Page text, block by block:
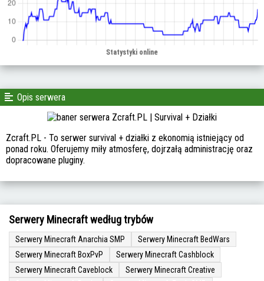
Opis serwera
Zcraft.PL - To serwer survival + działki z ekonomią istniejący od
ponad roku. Oferujemy miły atmosferę, dojrzałą administrację oraz
dopracowane pluginy.
Serwery Minecraft według trybów
Serwery Minecraft Anarchia SMP
Serwery Minecraft BedWars
Serwery Minecraft BoxPvP
Serwery Minecraft Cashblock
Serwery Minecraft Caveblock
Serwery Minecraft Creative